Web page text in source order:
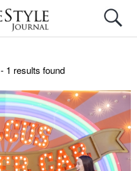
- 1 results found